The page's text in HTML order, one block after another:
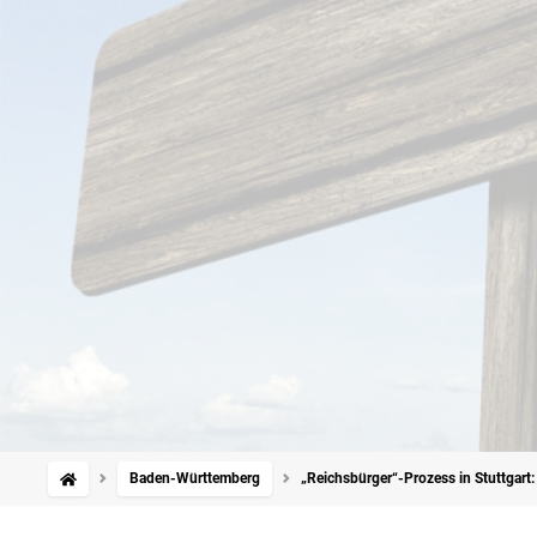
Baden-Württemberg „Reichsbürger“-Prozess in